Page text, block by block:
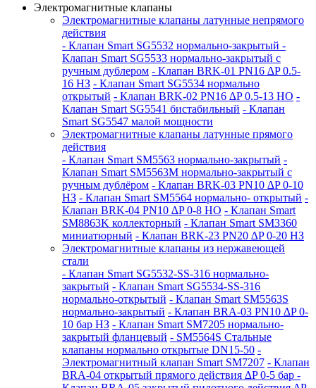
Электромагнитные клапаны
Электромагнитные клапаны латунные непрямого
действия
- Клапан Smart SG5532 нормально-закрытый -
Клапан Smart SG5533 нормально-закрытый с
ручным дублером - Клапан BRK-01 PN16 ∆P 0.5-
16 НЗ - Клапан Smart SG5534 нормально
открытый - Клапан BRK-02 PN16 ∆P 0.5-13 НО -
Клапан Smart SG5541 бистабильный - Клапан
Smart SG5547 малой мощности
Электромагнитные клапаны латунные прямого
действия
- Клапан Smart SM5563 нормально-закрытый -
Клапан Smart SM5563M нормально-закрытый с
ручным дублёром - Клапан BRK-03 PN10 ∆P 0-10
НЗ - Клапан Smart SM5564 нормально- открытый -
Клапан BRK-04 PN10 ∆P 0-8 НО - Клапан Smart
SM8863K коллекторный - Клапан Smart SM3360
миниатюрный - Клапан BRK-23 PN20 ∆P 0-20 НЗ
Электромагнитные клапаны из нержавеющей
стали
- Клапан Smart SG5532-SS-316 нормально-
закрытый - Клапан Smart SG5534-SS-316
нормально-открытый - Клапан Smart SM5563S
нормально-закрытый - Клапан BRA-03 PN10 ∆P 0-
10 бар НЗ - Клапан Smart SM7205 нормально-
закрытый фланцевый - SM5564S Стальные
клапаны нормально открытые DN15-50 -
Электромагнитный клапан Smart SM7207 - Клапан
BRA-04 открытый прямого действия ∆P 0-5 бар -